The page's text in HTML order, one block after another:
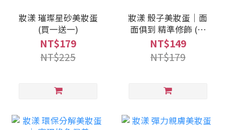
妝漾 璀璨星砂美妝蛋
(買一送一)
NT$179
NT$225
妝漾 骰子美妝蛋｜面
面俱到 精準修飾 (買
一送一)
NT$149
NT$179